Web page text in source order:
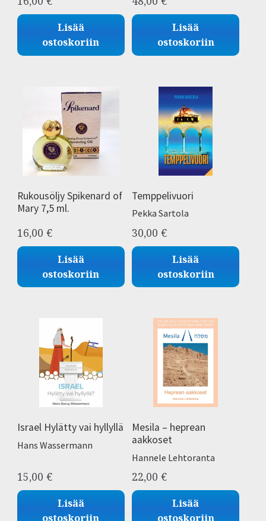
Lisää
ostoskoriin
Lisää
ostoskoriin
Rukousöljy Spikenard of
Mary 7,5 ml.
16,00 €
Lisää
ostoskoriin
Temppelivuori
Pekka Sartola
30,00 €
Lisää
ostoskoriin
Israel Hylätty vai hyllyllä
Hans Wassermann
15,00 €
Lisää
ostoskoriin
Mesila – heprean
aakkoset
Hannele Lehtoranta
22,00 €
Lisää
ostoskoriin